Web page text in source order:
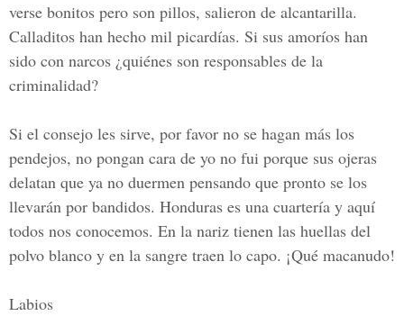
verse bonitos pero son pillos, salieron de alcantarilla.
Calladitos han hecho mil picardías. Si sus amoríos han
sido con narcos ¿quiénes son responsables de la
criminalidad?
Si el consejo les sirve, por favor no se hagan más los
pendejos, no pongan cara de yo no fui porque sus ojeras
delatan que ya no duermen pensando que pronto se los
llevarán por bandidos. Honduras es una cuartería y aquí
todos nos conocemos. En la nariz tienen las huellas del
polvo blanco y en la sangre traen lo capo. ¡Qué macanudo!
Labios